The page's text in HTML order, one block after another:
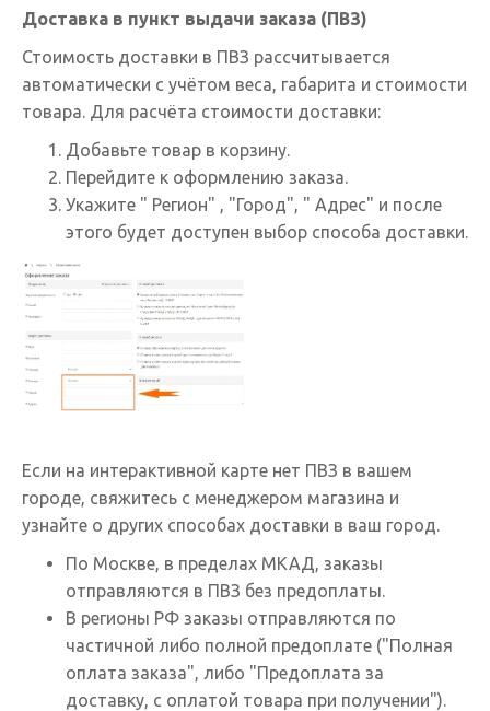
Доставка в пункт выдачи заказа (ПВЗ)
Стоимость доставки в ПВЗ рассчитывается
автоматически с учётом веса, габарита и стоимости
товара. Для расчёта стоимости доставки:
Добавьте товар в корзину.
Перейдите к оформлению заказа.
Укажите " Регион" , "Город", " Адрес" и после
этого будет доступен выбор способа доставки.
Если на интерактивной карте нет ПВЗ в вашем
городе, свяжитесь с менеджером магазина и
узнайте о других способах доставки в ваш город.
По Москве, в пределах МКАД, заказы
отправляются в ПВЗ без предоплаты.
В регионы РФ заказы отправляются по
частичной либо полной предоплате ("Полная
оплата заказа", либо "Предоплата за
доставку, с оплатой товара при получении").